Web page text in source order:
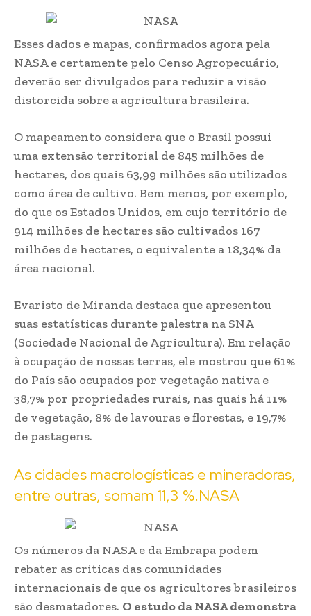
Esses dados e mapas, confirmados agora pela
NASA e certamente pelo Censo Agropecuário,
deverão ser divulgados para reduzir a visão
distorcida sobre a agricultura brasileira.
O mapeamento considera que o Brasil possui
uma extensão territorial de 845 milhões de
hectares, dos quais 63,99 milhões são utilizados
como área de cultivo. Bem menos, por exemplo,
do que os Estados Unidos, em cujo território de
914 milhões de hectares são cultivados 167
milhões de hectares, o equivalente a 18,34% da
área nacional.
Evaristo de Miranda destaca que apresentou
suas estatísticas durante palestra na SNA
(Sociedade Nacional de Agricultura). Em relação
à ocupação de nossas terras, ele mostrou que 61%
do País são ocupados por vegetação nativa e
38,7% por propriedades rurais, nas quais há 11%
de vegetação, 8% de lavouras e florestas, e 19,7%
de pastagens.
As cidades macrologísticas e mineradoras,
entre outras, somam 11,3 %.NASA
Os números da NASA e da Embrapa podem
rebater as criticas das comunidades
internacionais de que os agricultores brasileiros
são desmatadores. O estudo da NASA demonstra